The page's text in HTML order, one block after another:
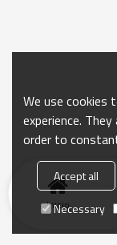
Inicio
We use cookies
experience.
order to
Accept all
Necessary